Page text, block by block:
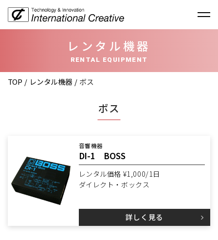
レンタル機器
RENTAL EQUIPMENT
TOP レンタル機器 ボス
ボス
音響機器
DI-1 BOSS
レンタル価格 ¥1,000/1日
ダイレクト・ボックス
詳しく見る